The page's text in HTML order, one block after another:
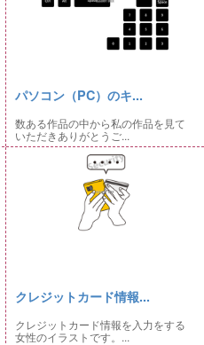
パソコン（PC）のキ...
数ある作品の中から私の作品を見て
いただきありがとうご...
クレジットカード情報...
クレジットカード情報を入力をする
女性のイラストです。...